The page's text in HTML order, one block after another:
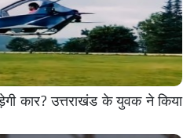
कार? उत्तराखंड के युवक ने किया